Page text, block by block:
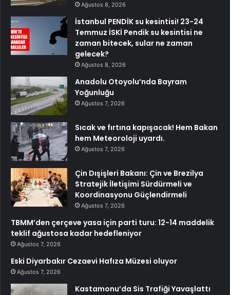
Ağustos 8, 2026
İstanbul PENDİK su kesintisi! 23-24
Temmuz İSKİ Pendik su kesintisi ne
zaman bitecek, sular ne zaman
gelecek?
Ağustos 8, 2026
Anadolu Otoyolu’nda Bayram
Yoğunluğu
Ağustos 7, 2026
Sıcak ve fırtına kapışacak! Hem Bakan
hem Meteoroloji uyardı.
Ağustos 7, 2026
Çin Dışişleri Bakanı: Çin ve Brezilya
Stratejik İletişimi Sürdürmeli ve
Koordinasyonu Güçlendirmeli
Ağustos 7, 2026
TBMM’den çerçeve yasa için parti turu: 12-14 maddelik
teklif ağustosa kadar hedefleniyor
Ağustos 7, 2026
Eski Diyarbakır Cezaevi Hafıza Müzesi oluyor
Ağustos 7, 2026
Kastamonu’da Sis Trafiği Yavaşlattı